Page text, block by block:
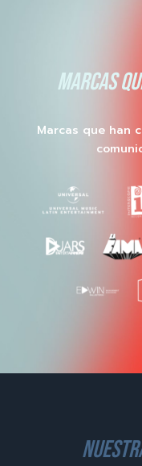
MARCAS
Marcas que han